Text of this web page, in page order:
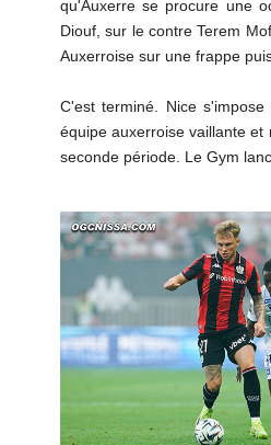
qu'Auxerre se procure une
Diouf, sur le contre Terem
Auxerroise sur une frappe
C'est terminé. Nice
équipe auxerroise vaillante et
seconde période. Le Gym